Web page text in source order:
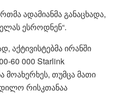
ადამიანმა განაცხადა,
ესროდნენ“.
აქტივისტებმა ირანში
60 000 Starlink
მოახერხეს, თუმცა მათი
რისკთანაა